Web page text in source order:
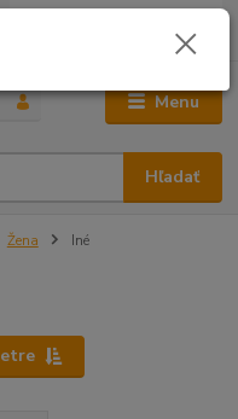
Menu
Hľadať
0,00 €
Žena Iné